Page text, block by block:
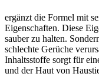
ergänzt die Formel mit
Eigenschaften. Diese
sauber zu halten.
schlechte Gerüche
Inhaltsstoffe sorgt für
und der Haut von